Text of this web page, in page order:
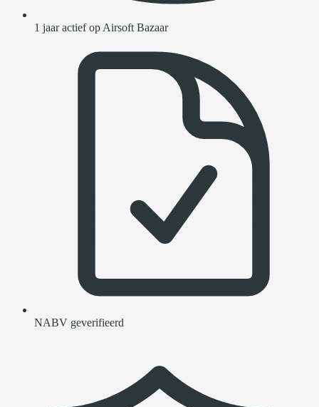
1 jaar actief op Airsoft Bazaar
NABV geverifieerd